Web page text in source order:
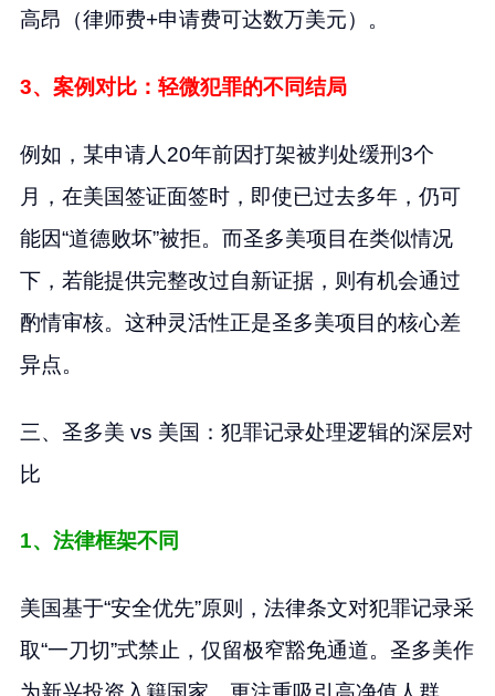
高昂（律师费+申请费可达数万美元）。
3、案例对比：轻微犯罪的不同结局
例如，某申请人20年前因打架被判处缓刑3个
月，在美国签证面签时，即使已过去多年，仍可
能因“道德败坏”被拒。而圣多美项目在类似情况
下，若能提供完整改过自新证据，则有机会通过
酌情审核。这种灵活性正是圣多美项目的核心差
异点。
三、圣多美 vs 美国：犯罪记录处理逻辑的深层对
比
1、法律框架不同
美国基于“安全优先”原则，法律条文对犯罪记录采
取“一刀切”式禁止，仅留极窄豁免通道。圣多美作